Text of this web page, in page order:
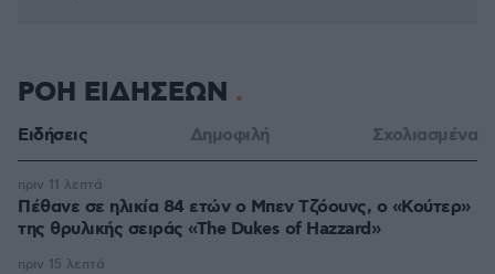
ΡΟΗ ΕΙΔΗΣΕΩΝ
Ειδήσεις Δημοφιλή Σχολιασμένα
Πέθανε σε ηλικία 84 ετών ο Μπεν Τζόουνς, ο «Κούτερ»
της θρυλικής σειράς «The Dukes of Hazzard»
πριν 11 λεπτά
πριν 15 λεπτά